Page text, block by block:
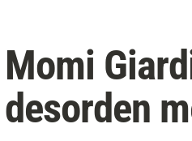
Momi
desorden